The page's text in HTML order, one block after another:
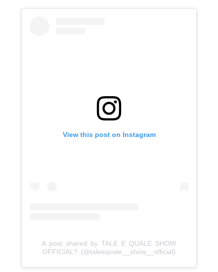
View this post on Instagram
A post shared by TALE E QUALE SHOW
OFFICIAL? (@taleequale__show__official)